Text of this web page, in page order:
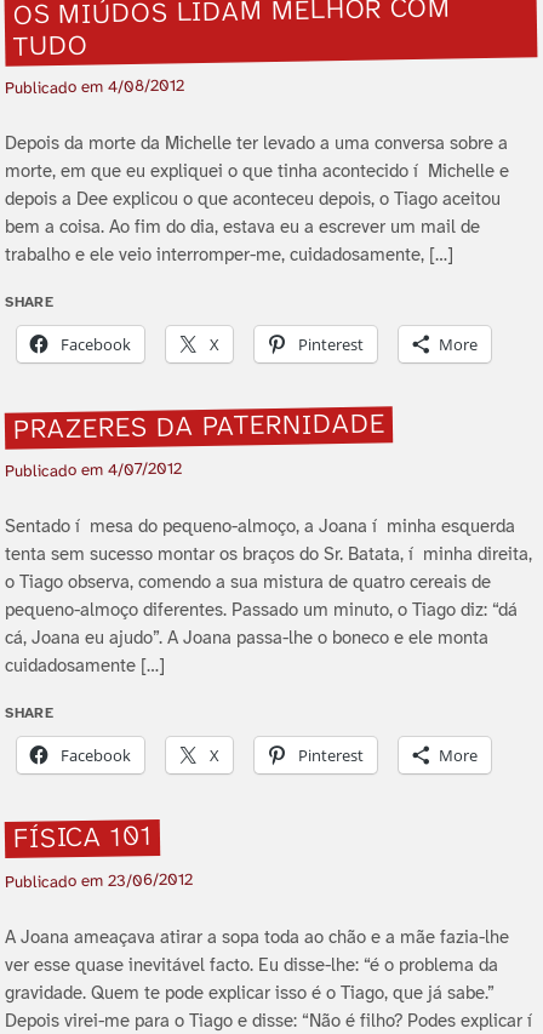
OS MIÚDOS LIDAM MELHOR COM
TUDO
Publicado em4/08/2012
Depois da morte da Michelle ter levado a uma conversa sobre a
morte, em que eu expliquei o que tinha acontecido í Michelle e
depois a Dee explicou o que aconteceu depois, o Tiago aceitou
bem a coisa. Ao fim do dia, estava eu a escrever um mail de
trabalho e ele veio interromper-me, cuidadosamente, […]
SHARE
Facebook X Pinterest More
PRAZERES DA PATERNIDADE
Publicado em4/07/2012
Sentado í mesa do pequeno-almoço, a Joana í minha esquerda
tenta sem sucesso montar os braços do Sr. Batata, í minha direita,
o Tiago observa, comendo a sua mistura de quatro cereais de
pequeno-almoço diferentes. Passado um minuto, o Tiago diz: “dá
cá, Joana eu ajudo”. A Joana passa-lhe o boneco e ele monta
cuidadosamente […]
SHARE
Facebook X Pinterest More
FÍ­SICA 101
Publicado em23/06/2012
A Joana ameaçava atirar a sopa toda ao chão e a mãe fazia-lhe
ver esse quase inevitável facto. Eu disse-lhe: “é o problema da
gravidade. Quem te pode explicar isso é o Tiago, que já sabe.”
Depois virei-me para o Tiago e disse: “Não é filho? Podes explicar í